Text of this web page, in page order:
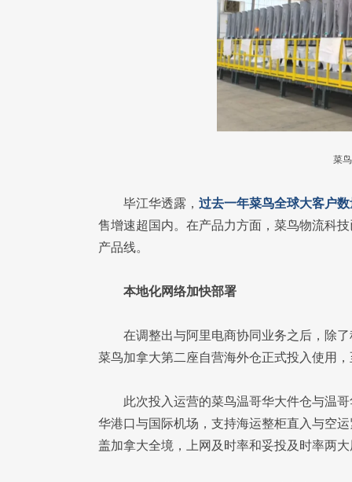
菜
毕江华透露， 过去一年菜鸟全球大客户
售增速超国内。在产品力方面，菜鸟物流科
产品线。
本地化网络加快部署
在调整出与阿里电商协同业务之后，除
菜鸟加拿大第二座自营海外仓正式投入使用
此次投入运营的菜鸟温哥华大件仓与温
华港口与国际机场，支持海运整柜直入与空
盖加拿大全境，上网及时率和妥投及时率两